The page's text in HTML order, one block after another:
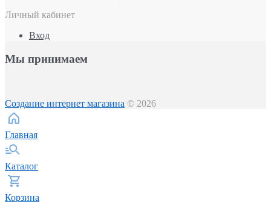
Личный кабинет
Вход
Мы принимаем
Создание интернет магазина © 2026
Главная
Каталог
Корзина